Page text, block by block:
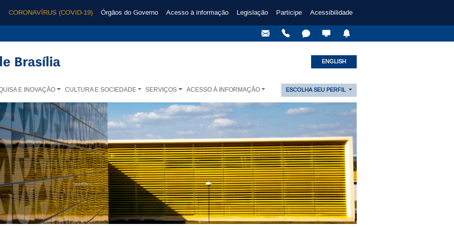
CORONAVÍRUS (COVID-19) Órgãos do Governo Acesso à informação Legislação Participe Acessibilidade
ENGLISH
E INOVAÇÃO CULTURA E SOCIEDADE SERVIÇOS ACESSO À INFORMAÇÃO ESCOLHA SEU PERFIL